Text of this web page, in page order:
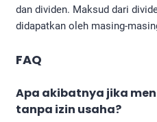
dan dividen. Maksud dari
didapatkan oleh masing-
FAQ
Apa akibatnya jika
tanpa izin usaha?